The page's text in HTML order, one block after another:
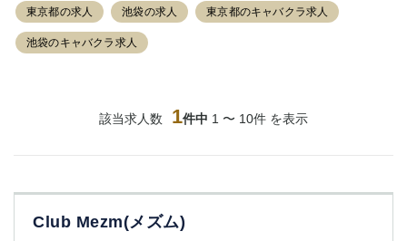
東京都の求人 池袋の求人 東京都のキャバクラ求人
池袋のキャバクラ求人
該当求人数 1件中 1 〜 10件 を表示
Club Mezm(メズム)
渋谷
大和
錦糸町
八王子
五反田
①六本木 ②西麻布
大山
赤坂